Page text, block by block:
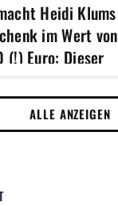
Heidi Klums
im Wert von
(!) Euro: Dieser
steckt dahinter
ALLE ANZEIGEN